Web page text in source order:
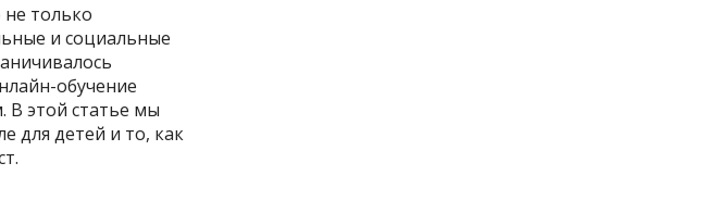
только
и социальные
обучение
В этой статье мы
для детей и то, как